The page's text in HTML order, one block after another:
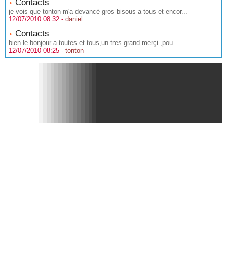
Contacts
je vois que tonton m'a devancé gros bisous a tous et encor...
12/07/2010 08:32 - daniel
Contacts
bien le bonjour a toutes et tous,un tres grand merçi ,pou...
12/07/2010 08:25 - tonton